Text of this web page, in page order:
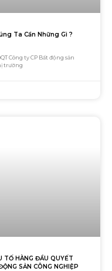
Ta Cần Những Gì ?
Công ty CP Bất động sản
trường
TỐ HÀNG ĐẦU QUYẾT
SẢN CÔNG NGHIỆP